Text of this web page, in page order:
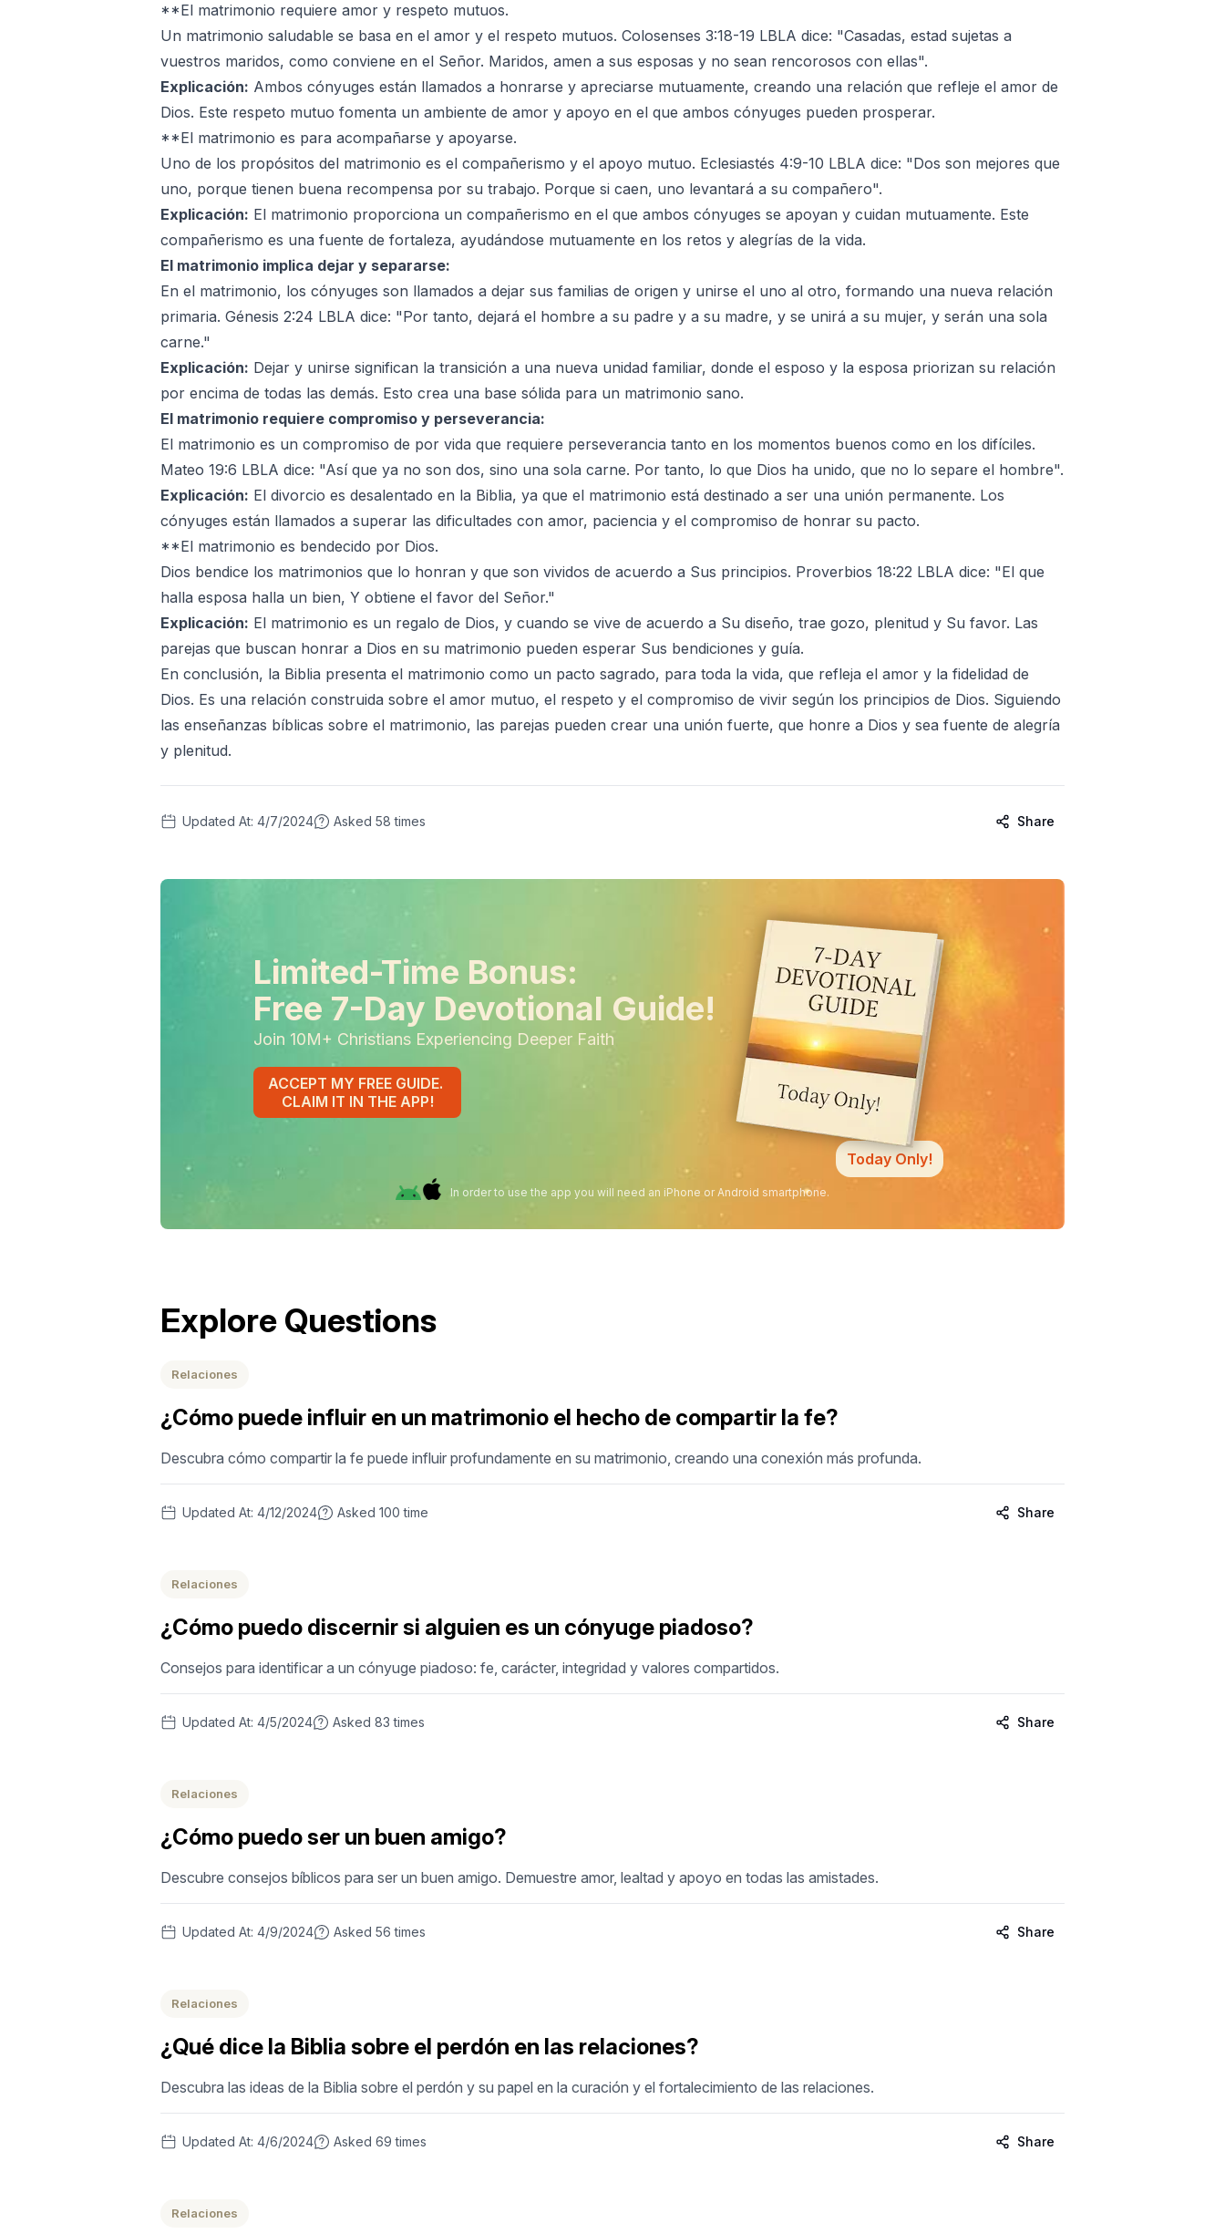
**El matrimonio requiere amor y respeto mutuos.
Un matrimonio saludable se basa en el amor y el respeto mutuos. Colosenses 3:18-19 LBLA dice: "Casadas, estad sujetas a
vuestros maridos, como conviene en el Señor. Maridos, amen a sus esposas y no sean rencorosos con ellas".
Explicación: Ambos cónyuges están llamados a honrarse y apreciarse mutuamente, creando una relación que refleje el amor de
Dios. Este respeto mutuo fomenta un ambiente de amor y apoyo en el que ambos cónyuges pueden prosperar.
**El matrimonio es para acompañarse y apoyarse.
Uno de los propósitos del matrimonio es el compañerismo y el apoyo mutuo. Eclesiastés 4:9-10 LBLA dice: "Dos son mejores que
uno, porque tienen buena recompensa por su trabajo. Porque si caen, uno levantará a su compañero".
Explicación: El matrimonio proporciona un compañerismo en el que ambos cónyuges se apoyan y cuidan mutuamente. Este
compañerismo es una fuente de fortaleza, ayudándose mutuamente en los retos y alegrías de la vida.
El matrimonio implica dejar y separarse:
En el matrimonio, los cónyuges son llamados a dejar sus familias de origen y unirse el uno al otro, formando una nueva relación
primaria. Génesis 2:24 LBLA dice: "Por tanto, dejará el hombre a su padre y a su madre, y se unirá a su mujer, y serán una sola
carne."
Explicación: Dejar y unirse significan la transición a una nueva unidad familiar, donde el esposo y la esposa priorizan su relación
por encima de todas las demás. Esto crea una base sólida para un matrimonio sano.
El matrimonio requiere compromiso y perseverancia:
El matrimonio es un compromiso de por vida que requiere perseverancia tanto en los momentos buenos como en los difíciles.
Mateo 19:6 LBLA dice: "Así que ya no son dos, sino una sola carne. Por tanto, lo que Dios ha unido, que no lo separe el hombre".
Explicación: El divorcio es desalentado en la Biblia, ya que el matrimonio está destinado a ser una unión permanente. Los
cónyuges están llamados a superar las dificultades con amor, paciencia y el compromiso de honrar su pacto.
**El matrimonio es bendecido por Dios.
Dios bendice los matrimonios que lo honran y que son vividos de acuerdo a Sus principios. Proverbios 18:22 LBLA dice: "El que
halla esposa halla un bien, Y obtiene el favor del Señor."
Explicación: El matrimonio es un regalo de Dios, y cuando se vive de acuerdo a Su diseño, trae gozo, plenitud y Su favor. Las
parejas que buscan honrar a Dios en su matrimonio pueden esperar Sus bendiciones y guía.
En conclusión, la Biblia presenta el matrimonio como un pacto sagrado, para toda la vida, que refleja el amor y la fidelidad de
Dios. Es una relación construida sobre el amor mutuo, el respeto y el compromiso de vivir según los principios de Dios. Siguiendo
las enseñanzas bíblicas sobre el matrimonio, las parejas pueden crear una unión fuerte, que honre a Dios y sea fuente de alegría
y plenitud.
Updated At: 4/7/2024 Asked 58 times Share
Limited-Time Bonus:
Free 7-Day Devotional Guide!
Join 10M+ Christians Experiencing Deeper Faith
ACCEPT MY FREE GUIDE.
CLAIM IT IN THE APP!
Today Only!
In order to use the app you will need an iPhone or Android smartphone.
Explore Questions
Relaciones
¿Cómo puede influir en un matrimonio el hecho de compartir la fe?
Descubra cómo compartir la fe puede influir profundamente en su matrimonio, creando una conexión más profunda.
Updated At: 4/12/2024 Asked 100 time Share
Relaciones
¿Cómo puedo discernir si alguien es un cónyuge piadoso?
Consejos para identificar a un cónyuge piadoso: fe, carácter, integridad y valores compartidos.
Updated At: 4/5/2024 Asked 83 times Share
Relaciones
¿Cómo puedo ser un buen amigo?
Descubre consejos bíblicos para ser un buen amigo. Demuestre amor, lealtad y apoyo en todas las amistades.
Updated At: 4/9/2024 Asked 56 times Share
Relaciones
¿Qué dice la Biblia sobre el perdón en las relaciones?
Descubra las ideas de la Biblia sobre el perdón y su papel en la curación y el fortalecimiento de las relaciones.
Updated At: 4/6/2024 Asked 69 times Share
Relaciones